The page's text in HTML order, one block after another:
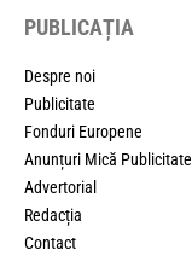
PUBLICAȚIA
Despre noi
Publicitate
Fonduri Europene
Anunțuri Mică Publicitate
Advertorial
Redacția
Contact